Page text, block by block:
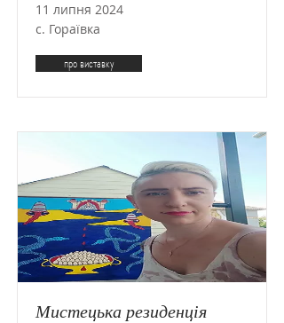
11 липня 2024
с. Гораївка
про виставку
Мистецька резиденція